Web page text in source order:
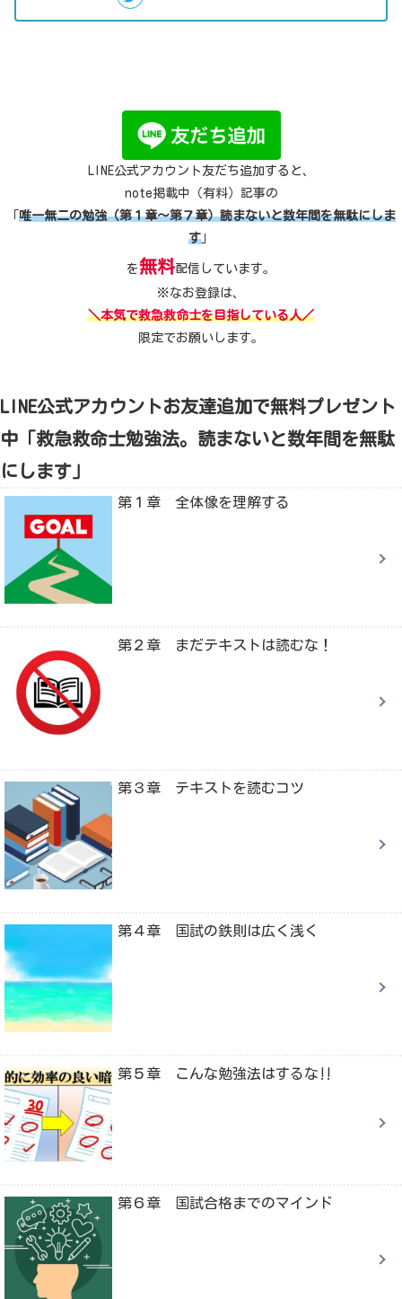
LINE公式アカウント友だち追加すると、
note掲載中（有料）記事の
唯一無二の勉強（第１章～第７章）読まないと数年間を無駄にしま
す
を無料配信しています。
※なお登録は、
＼本気で救急救命士を目指している人／
限定でお願いします。
LINE公式アカウントお友達追加で無料プレゼント
中「救急救命士勉強法。読まないと数年間を無駄
にします」
第１章 全体像を理解する
第２章 まだテキストは読むな！
第３章 テキストを読むコツ
第４章 国試の鉄則は広く浅く
第５章 こんな勉強法はするな‼
第６章 国試合格までのマインド